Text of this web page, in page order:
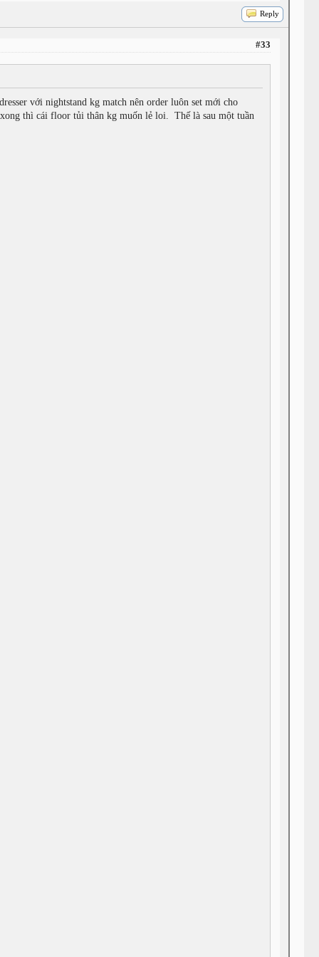
Reply
#33
với nightstand kg match nên order luôn set mới cho
thì cái floor tủi thân kg muốn lẻ loi. Thế là sau một tuần